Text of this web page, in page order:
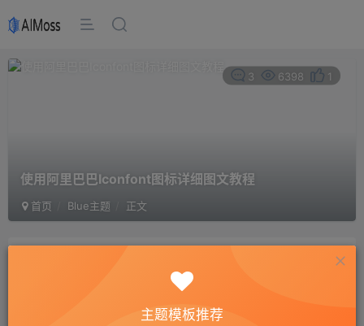
使用阿里巴巴Iconfont图标详细图文教程
首页 Blue主题 正文
3 6398 1
主题模板推荐